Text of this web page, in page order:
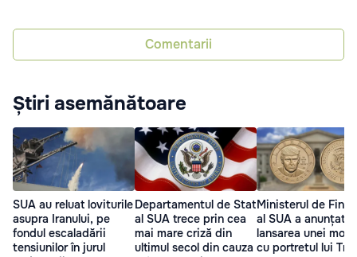
Comentarii
Știri asemănătoare
SUA au reluat loviturile
asupra Iranului, pe
fondul escaladării
tensiunilor în jurul
Departamentul de Stat
al SUA trece prin cea
mai mare criză din
ultimul secol din cauza
Ministerul de
al SUA a anunțat
lansarea unei
cu portretul lui